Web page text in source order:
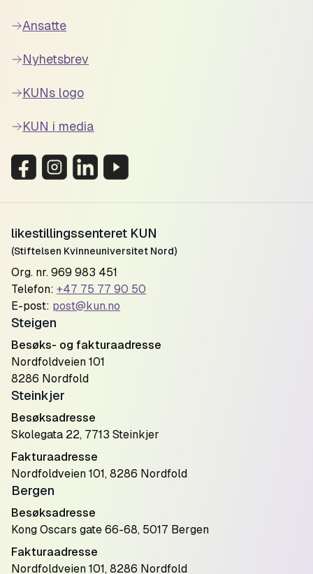
Ansatte
Nyhetsbrev
KUNs logo
KUN i media
likestillingssenteret KUN
(Stiftelsen Kvinneuniversitet Nord)
Org. nr. 969 983 451
Telefon: +47 75 77 90 50
E-post: post@kun.no
Steigen
Besøks- og fakturaadresse
Nordfoldveien 101
8286 Nordfold
Steinkjer
Besøksadresse
Skolegata 22, 7713 Steinkjer
Fakturaadresse
Nordfoldveien 101, 8286 Nordfold
Bergen
Besøksadresse
Kong Oscars gate 66-68, 5017 Bergen
Fakturaadresse
Nordfoldveien 101, 8286 Nordfold